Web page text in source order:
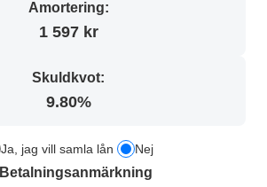
Amortering:
1 597 kr
Skuldkvot:
9.80%
Ja, jag vill samla lån Nej
Betalningsanmärkning